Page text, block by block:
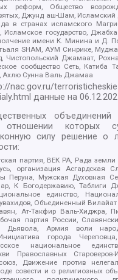
реформ, Общество
Джунд аш-Шам,
в странах исламского
государство,
имени К. Минина и Д.
SHAM, АУМ Синрике,
Чистопольский Джамаат,
сообщество Сеть, Катиба
Ахлю Сунна Валь Джамаа
nac.gov.ru/
данные на
объединений
отношении которых
силу решение о
партия, ВЕК РА, Рада земли
организация Асгардская
Перуна, Мужская Духовная
К Богодержавию, Таблиги
единство,
Объединенный
Ат-Такфир Валь-Хиджра,
партия России,
Дьявола, Армия воли
города
национальное
Православных Староверов-
Движение против
совести и о религиозных